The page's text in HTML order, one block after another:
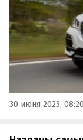
30 июня 2023, 08:20